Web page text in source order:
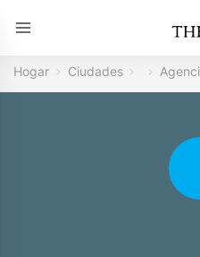
Hogar Ciudades